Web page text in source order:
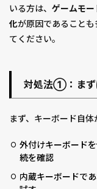
いる方は、 ゲームモ
化が原因であること
てください。
対処法①：まず
まず、キーボード自体
外付けキーボード
続を確認
内蔵キーボードで